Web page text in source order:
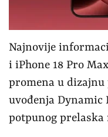
Najnovije
i iPhone 18 Pro
promena u dizajnu
uvođenja Dynamic
potpunog prelaska